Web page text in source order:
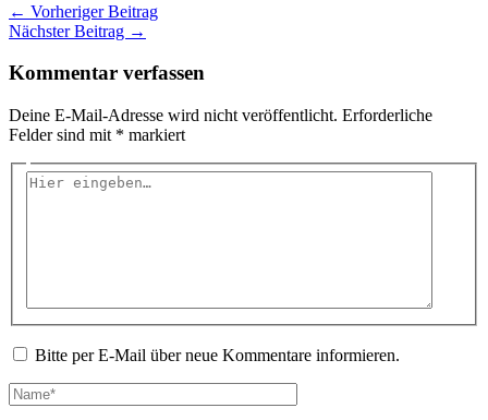
← Vorheriger Beitrag
Nächster Beitrag →
Kommentar verfassen
Deine E-Mail-Adresse wird nicht veröffentlicht. Erforderliche
Felder sind mit * markiert
Hier
Bitte per E-Mail über neue Kommentare informieren.
Name*